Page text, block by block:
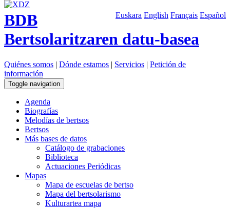
Euskara English Français Español
BDB
Bertsolaritzaren datu-basea
Quiénes somos | Dónde estamos | Servicios | Petición de
información
Toggle navigation
Agenda
Biografías
Melodías de bertsos
Bertsos
Más bases de datos
Catálogo de grabaciones
Biblioteca
Actuaciones Periódicas
Mapas
Mapa de escuelas de bertso
Mapa del bertsolarismo
Kulturartea mapa